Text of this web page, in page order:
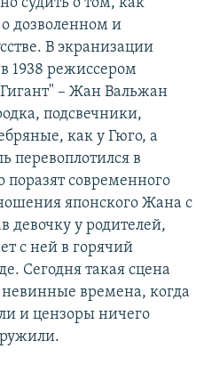
дозволенном и
В экранизации
1938 режиссером
– Жан Вальжан
подсвечники,
как у Гюго, а
перевоплотился в
поразят современного
японского Жана с
девочку у родителей,
с ней в горячий
Сегодня такая сцена
времена, когда
и цензоры ничего